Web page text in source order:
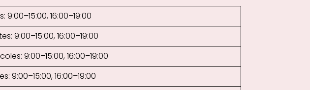
9:00–15:00, 16:00–19:00
9:00–15:00, 16:00–19:00
9:00–15:00, 16:00–19:00
9:00–15:00, 16:00–19:00